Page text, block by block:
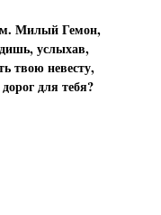
Милый Гемон,
услыхав,
твою невесту,
для тебя?